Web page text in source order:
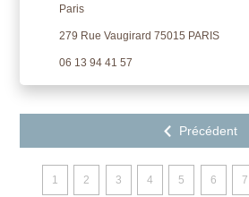
Paris
279 Rue Vaugirard 75015 PARIS
06 13 94 41 57
1 2 3 4 5 6 7